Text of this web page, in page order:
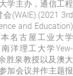
学主办，通信工程
(WAIE) (2021 3rd
and Education)
名古屋工业大学
洋理工大学Yew-
胜泉教授以及澳大
加会议并作主题报